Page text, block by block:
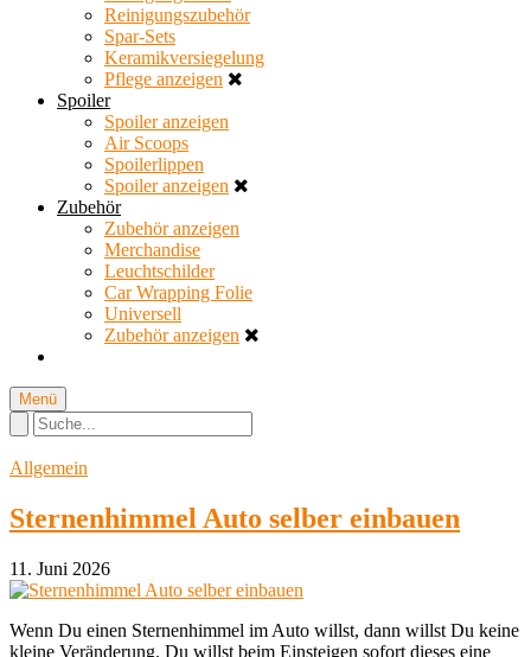
Reinigungszubehör
Spar-Sets
Keramikversiegelung
Pflege anzeigen
Spoiler
Spoiler anzeigen
Air Scoops
Spoilerlippen
Spoiler anzeigen
Zubehör
Zubehör anzeigen
Merchandise
Leuchtschilder
Car Wrapping Folie
Universell
Zubehör anzeigen
Menü
Allgemein
Sternenhimmel Auto selber einbauen
11. Juni 2026
Wenn Du einen Sternenhimmel im Auto willst, dann willst Du keine
kleine Veränderung. Du willst beim Einsteigen sofort dieses eine